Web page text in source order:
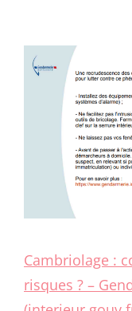
Cambriolage :
risques ? –